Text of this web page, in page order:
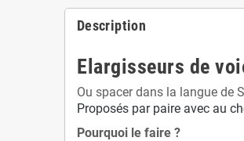
Description
Elargisseurs de
Ou spacer dans la langue de
Proposés par paire avec au
Pourquoi le faire ?